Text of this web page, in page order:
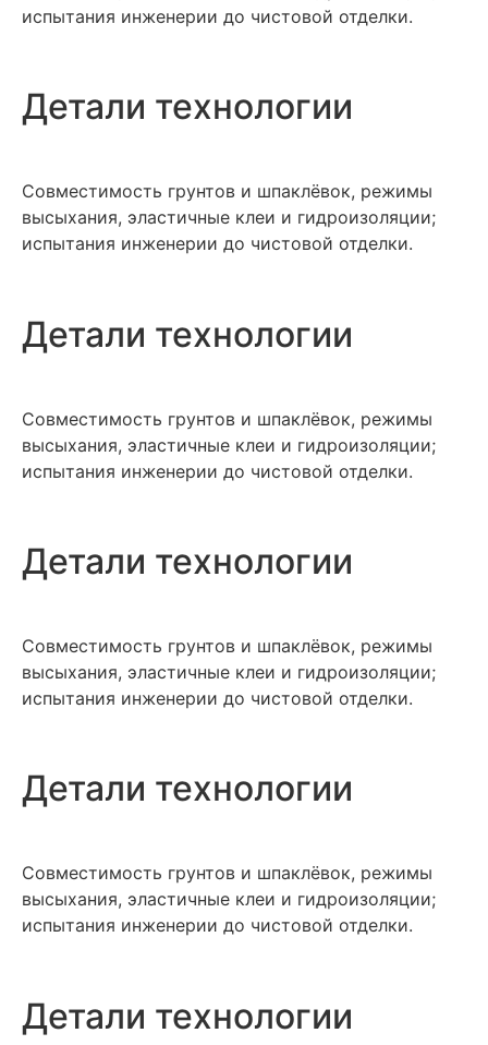
испытания инженерии до чистовой отделки.
Детали технологии
Совместимость грунтов и шпаклёвок, режимы
высыхания, эластичные клеи и гидроизоляции;
испытания инженерии до чистовой отделки.
Детали технологии
Совместимость грунтов и шпаклёвок, режимы
высыхания, эластичные клеи и гидроизоляции;
испытания инженерии до чистовой отделки.
Детали технологии
Совместимость грунтов и шпаклёвок, режимы
высыхания, эластичные клеи и гидроизоляции;
испытания инженерии до чистовой отделки.
Детали технологии
Совместимость грунтов и шпаклёвок, режимы
высыхания, эластичные клеи и гидроизоляции;
испытания инженерии до чистовой отделки.
Детали технологии